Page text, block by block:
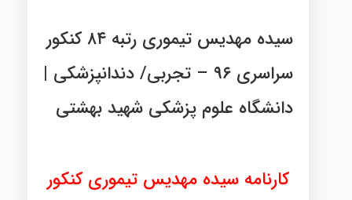
سیده مهدیس تیموری رتبه ۸۴ کنکور
سراسری ۹۶ – تجربی/ دندانپزشکی |
دانشگاه علوم پزشکی شهید بهشتی
کارنامه سیده مهدیس تیموری کنکور